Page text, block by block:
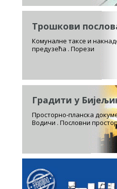
Трошкови
Комуналне таксе и
предузећа . Порези
Градити у
Просторно-планска
Водичи . Пословни